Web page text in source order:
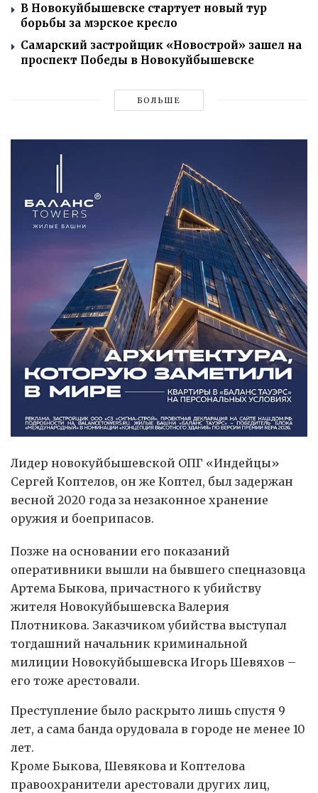
В Новокуйбышевске стартует новый тур
борьбы за мэрское кресло
Самарский застройщик «Новострой» зашел на
проспект Победы в Новокуйбышевске
БОЛЬШЕ
Лидер новокуйбышевской ОПГ «Индейцы»
Сергей Коптелов, он же Коптел, был задержан
весной 2020 года за незаконное хранение
оружия и боеприпасов.
Позже на основании его показаний
оперативники вышли на бывшего спецназовца
Артема Быкова, причастного к убийству
жителя Новокуйбышевска Валерия
Плотникова. Заказчиком убийства выступал
тогдашний начальник криминальной
милиции Новокуйбышевска Игорь Шевяхов –
его тоже арестовали.
Преступление было раскрыто лишь спустя 9
лет, а сама банда орудовала в городе не менее 10
лет.
Кроме Быкова, Шевякова и Коптелова
правоохранители арестовали других лиц,